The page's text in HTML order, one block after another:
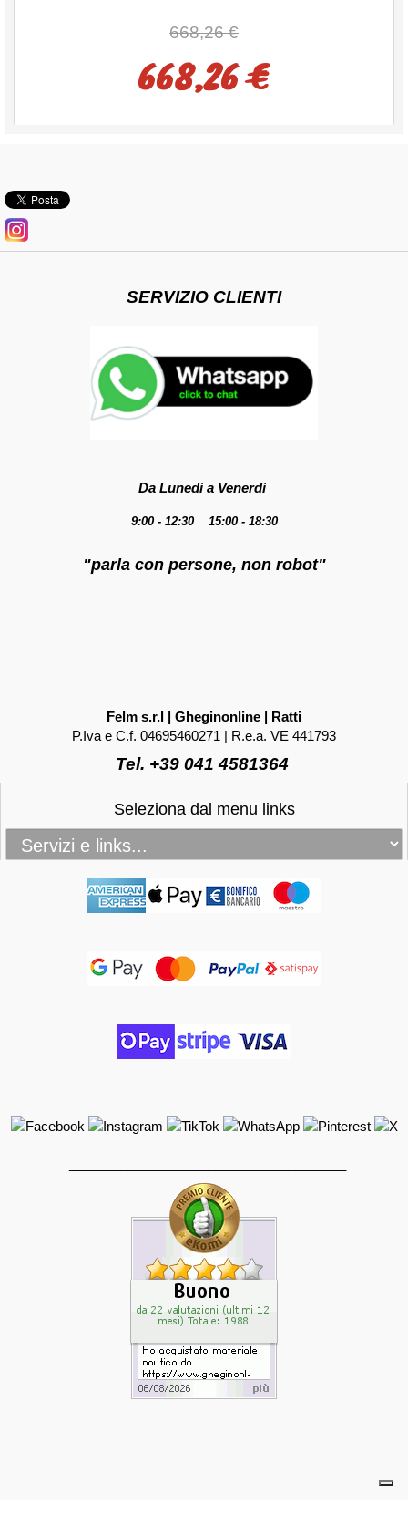
668,26 €
668,26 €
SERVIZIO CLIENTI
Da Lunedì a Venerdì
9:00 - 12:30 15:00 - 18:30
"parla con persone, non robot"
Felm s.r.l | Gheginonline | Ratti
P.Iva e C.f. 04695460271 | R.e.a. VE 441793
Tel. +39 041 4581364
Seleziona dal menu links